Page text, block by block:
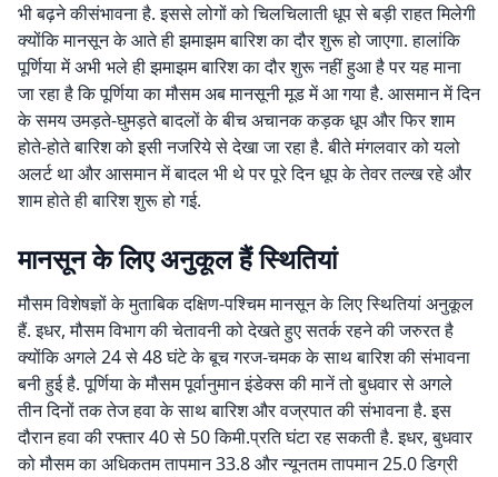
भी बढ़ने कीसंभावना है. इससे लोगों को चिलचिलाती धूप से बड़ी राहत मिलेगी
क्योंकि मानसून के आते ही झमाझम बारिश का दौर शुरू हो जाएगा. हालांकि
पूर्णिया में अभी भले ही झमाझम बारिश का दौर शुरू नहीं हुआ है पर यह माना
जा रहा है कि पूर्णिया का मौसम अब मानसूनी मूड में आ गया है. आसमान में दिन
के समय उमड़ते-घुमड़ते बादलों के बीच अचानक कड़क धूप और फिर शाम
होते-होते बारिश को इसी नजरिये से देखा जा रहा है. बीते मंगलवार को यलो
अलर्ट था और आसमान में बादल भी थे पर पूरे दिन धूप के तेवर तल्ख रहे और
शाम होते ही बारिश शुरू हो गई.
मानसून के लिए अनुकूल हैं स्थितियां
मौसम विशेषज्ञों के मुताबिक दक्षिण-पश्चिम मानसून के लिए स्थितियां अनुकूल
हैं. इधर, मौसम विभाग की चेतावनी को देखते हुए सतर्क रहने की जरुरत है
क्योंकि अगले 24 से 48 घंटे के बूच गरज-चमक के साथ बारिश की संभावना
बनी हुई है. पूर्णिया के मौसम पूर्वानुमान इंडेक्स की मानें तो बुधवार से अगले
तीन दिनों तक तेज हवा के साथ बारिश और वज्रपात की संभावना है. इस
दौरान हवा की रफ्तार 40 से 50 किमी.प्रति घंटा रह सकती है. इधर, बुधवार
को मौसम का अधिकतम तापमान 33.8 और न्यूनतम तापमान 25.0 डिग्री